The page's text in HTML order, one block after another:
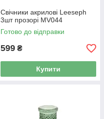
Свічники акрилові Leeseph
3шт прозорі MV044
Готово до відправки
599 ₴
Купити